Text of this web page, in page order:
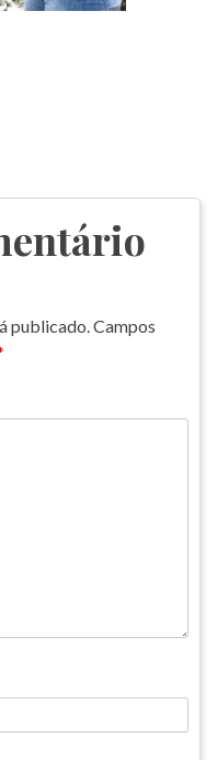
publicado.Campos